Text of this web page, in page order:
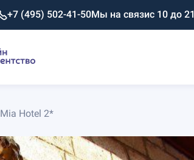
+7 (495) 502-41-50Мы на связис 10 до 21
Mia Hotel 2*